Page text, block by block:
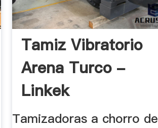
Tamiz Vibratorio
Arena Turco -
Linkek
Tamizadoras a chorro de